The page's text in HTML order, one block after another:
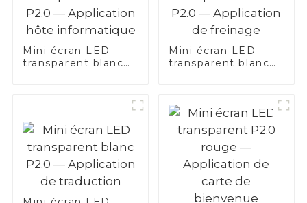
Mini écran LED
transparent blanc
Mini écran LED
transparent blanc